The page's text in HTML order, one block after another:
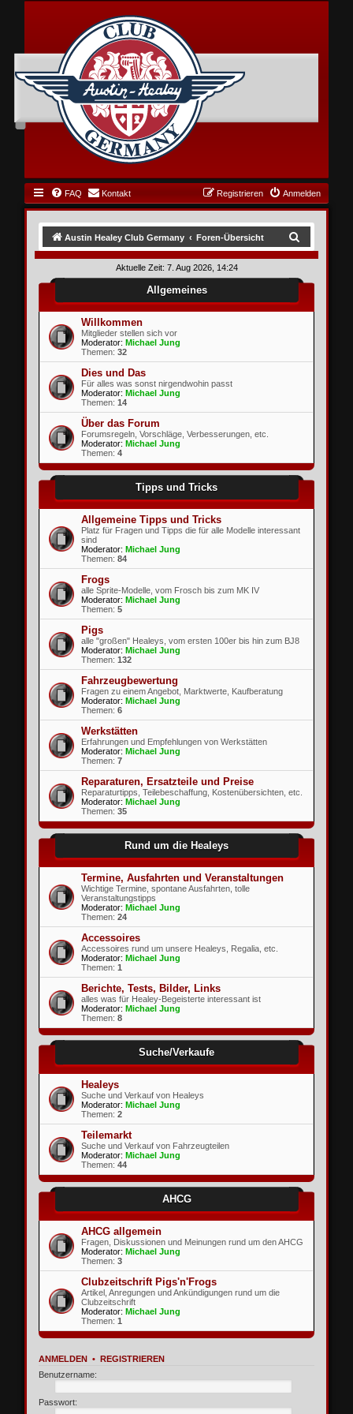
FAQ Kontakt Anmelden
Registrieren
Austin Healey Club Germany Foren-Übersicht
e
Aktuelle Zeit: 7. Aug 2026, 14:24
Allgemeines
Willkommen
Mitglieder stellen sich vor
Moderator: Michael Jung
Themen:32
Dies und Das
Für alles was sonst nirgendwohin passt
Moderator: Michael Jung
Themen:14
Über das Forum
Forumsregeln, Vorschläge, Verbesserungen, etc.
Moderator: Michael Jung
Themen:4
Tipps und Tricks
Allgemeine Tipps und Tricks
Platz für Fragen und Tipps die für alle Modelle interessant
sind
Moderator: Michael Jung
Themen:84
Frogs
alle Sprite-Modelle, vom Frosch bis zum MK IV
Moderator: Michael Jung
Themen:5
Pigs
alle "großen" Healeys, vom ersten 100er bis hin zum BJ8
Moderator: Michael Jung
Themen:132
Fahrzeugbewertung
Fragen zu einem Angebot, Marktwerte, Kaufberatung
Moderator: Michael Jung
Themen:6
Werkstätten
Erfahrungen und Empfehlungen von Werkstätten
Moderator: Michael Jung
Themen:7
Reparaturen, Ersatzteile und Preise
Reparaturtipps, Teilebeschaffung, Kostenübersichten, etc.
Moderator: Michael Jung
Themen:35
Rund um die Healeys
Termine, Ausfahrten und Veranstaltungen
Wichtige Termine, spontane Ausfahrten, tolle
Veranstaltungstipps
Moderator: Michael Jung
Themen:24
Accessoires
Accessoires rund um unsere Healeys, Regalia, etc.
Moderator: Michael Jung
Themen:1
Berichte, Tests, Bilder, Links
alles was für Healey-Begeisterte interessant ist
Moderator: Michael Jung
Themen:8
Suche/Verkaufe
Healeys
Suche und Verkauf von Healeys
Moderator: Michael Jung
Themen:2
Teilemarkt
Suche und Verkauf von Fahrzeugteilen
Moderator: Michael Jung
Themen:44
AHCG
AHCG allgemein
Fragen, Diskussionen und Meinungen rund um den AHCG
Moderator: Michael Jung
Themen:3
Clubzeitschrift Pigs'n'Frogs
Artikel, Anregungen und Ankündigungen rund um die
Clubzeitschrift
Moderator: Michael Jung
Themen:1
ANMELDEN •REGISTRIEREN
Benutzername:
Passwort: